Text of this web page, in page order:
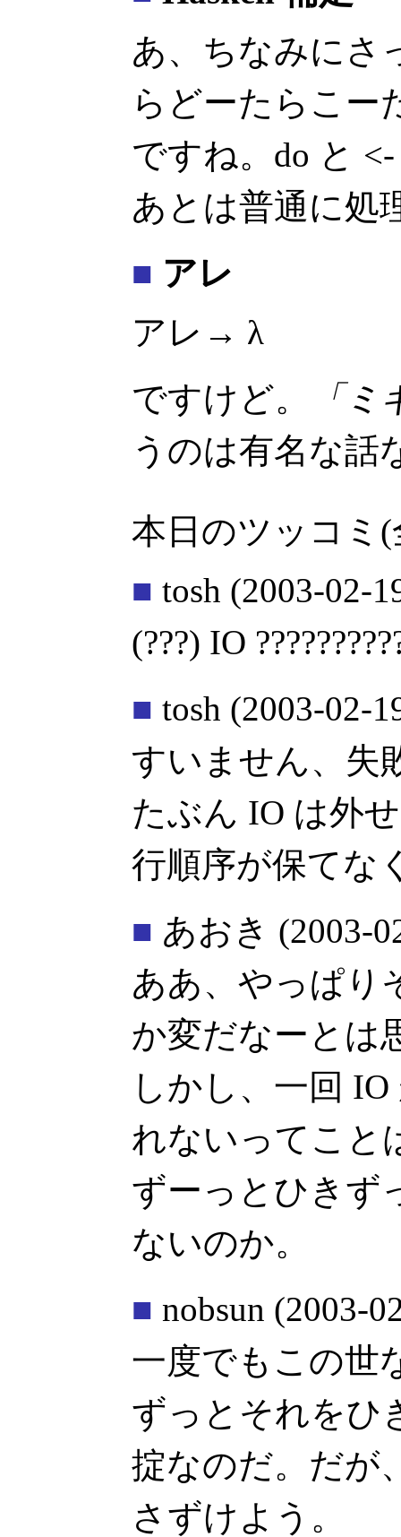
あ、ちなみにさ
らどーたらこー
ですね。do と
あとは普通に処
■ アレ
アレ→ λ
ですけど。
「
うのは有名な話
本日のツッコミ(
■ tosh (2003-02-
(???) IO
■ tosh (2003-02-
すいません、失
たぶん IO は外
行順序が保てな
■ あおき (2003-
ああ、やっぱり
か変だなーとは
しかし、一回
れないってこと
ずーっとひきず
ないのか。
■ nobsun (2003-
一度でもこの世
ずっとそれをひ
掟なのだ。だが
さずけよう。